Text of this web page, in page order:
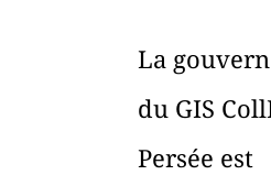
La
du GIS
Persée est